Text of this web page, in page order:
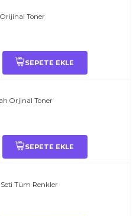
Orijinal Toner
SEPETE EKLE
Orjinal Toner
SEPETE EKLE
Seti Tüm Renkler